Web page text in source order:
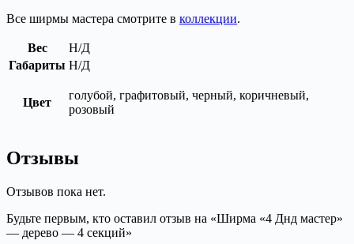
Все ширмы мастера смотрите в коллекции.
Вес
Н/Д
Габариты Н/Д
Цвет
голубой, графитовый, черный, коричневый,
розовый
Отзывы
Отзывов пока нет.
Будьте первым, кто оставил отзыв на «Ширма «4 Днд мастер»
— дерево — 4 секций»